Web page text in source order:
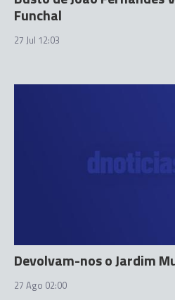
Funchal
27 Jul 12:03
Devolvam-nos o Jardim
27 Ago 02:00